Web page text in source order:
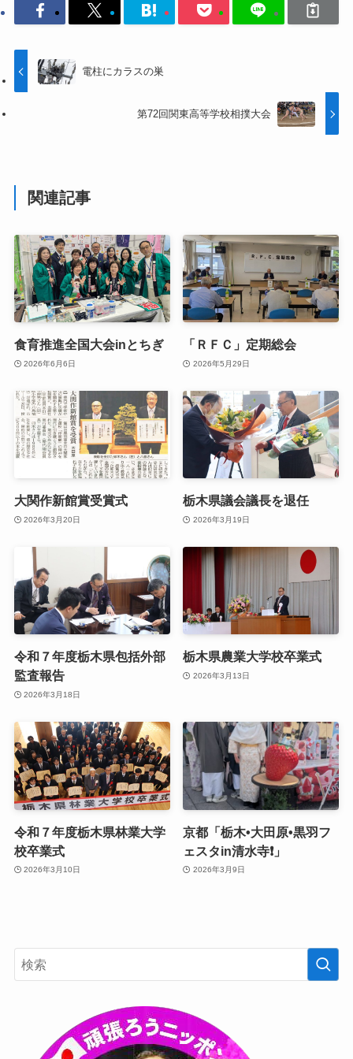
電柱にカラスの巣
第72回関東高等学校相撲大会
関連記事
食育推進全国大会inとちぎ
2026年6月6日
「ＲＦＣ」定期総会
2026年5月29日
大関作新館賞受賞式
2026年3月20日
栃木県議会議長を退任
2026年3月19日
令和７年度栃木県包括外部
監査報告
2026年3月18日
栃木県農業大学校卒業式
2026年3月13日
令和７年度栃木県林業大学
校卒業式
2026年3月10日
京都「栃木•大田原•黒羽フ
ェスタin清水寺❗️」
2026年3月9日